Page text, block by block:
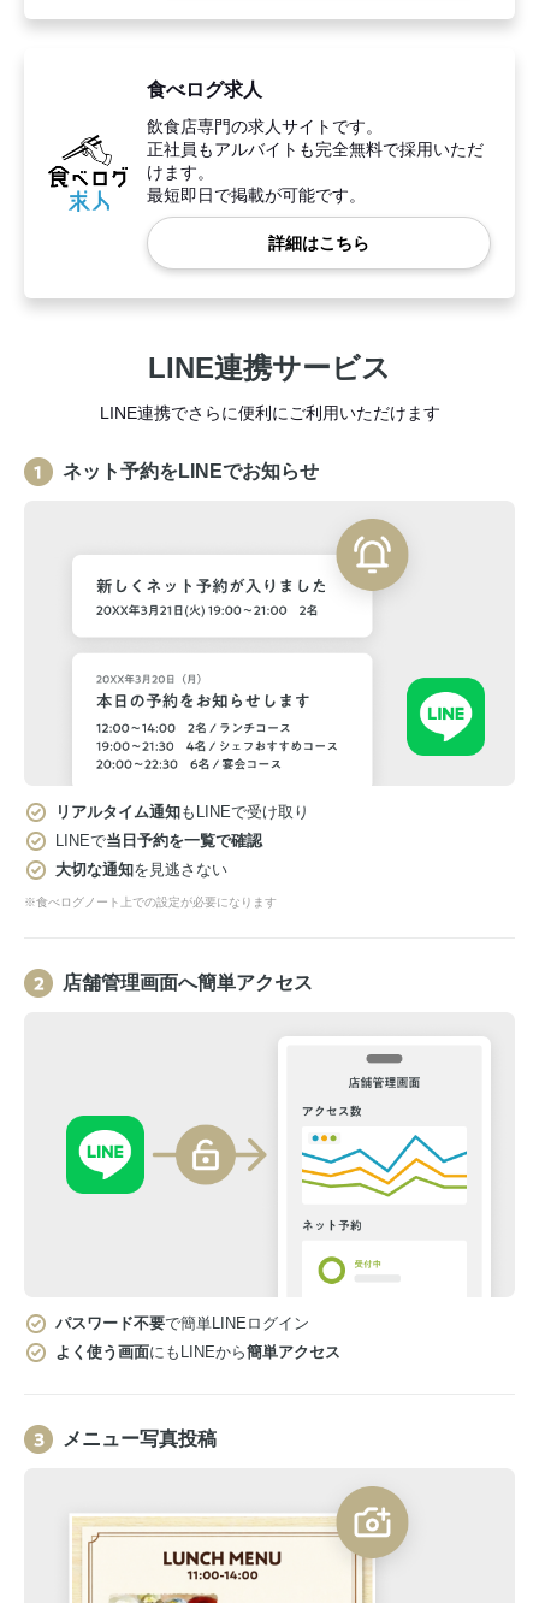
食べログ求人
飲食店専門の求人サイトです。
正社員もアルバイトも完全無料で採用いただ
けます。
最短即日で掲載が可能です。
詳細はこちら
LINE連携サービス
LINE連携でさらに便利にご利用いただけます
ネット予約をLINEでお知らせ
リアルタイム通知もLINEで受け取り
LINEで当日予約を一覧で確認
大切な通知を見逃さない
※食べログノート上での設定が必要になります
店舗管理画面へ簡単アクセス
パスワード不要で簡単LINEログイン
よく使う画面にもLINEから簡単アクセス
メニュー写真投稿